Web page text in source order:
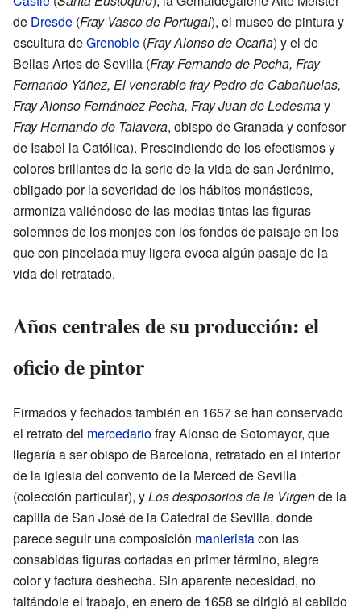
de Dresde (Fray Vasco de Portugal), el museo de pintura y
escultura deGrenoble (Fray Alonso de Ocaña) y el de
Bellas Artes de Sevilla (Fray Fernando de Pecha, Fray
Fernando Yáñez, El venerable fray Pedro de Cabañuelas,
Fray Alonso Fernández Pecha, Fray Juan de Ledesmay
Fray Hernando de Talavera, obispo de Granada y confesor
de Isabel la Católica). Prescindiendo de los efectismos y
colores brillantes de la serie de la vida de san Jerónimo,
obligado por la severidad de los hábitos monásticos,
armoniza valiéndose de las medias tintas las figuras
solemnes de los monjes con los fondos de paisaje en los
que con pincelada muy ligera evoca algún pasaje de la
vida del retratado.
Años centrales de su producción: el
oficio de pintor
Firmados y fechados también en 1657 se han conservado
el retrato del mercedariofray Alonso de Sotomayor, que
llegaría a ser obispo de Barcelona, retratado en el interior
de la iglesia del convento de la Merced de Sevilla
(colección particular), yLos desposorios de la Virgende la
capilla de San José de la Catedral de Sevilla, donde
parece seguir una composición manieristacon las
consabidas figuras cortadas en primer término, alegre
color y factura deshecha. Sin aparente necesidad, no
faltándole el trabajo, en enero de 1658 se dirigió al cabildo